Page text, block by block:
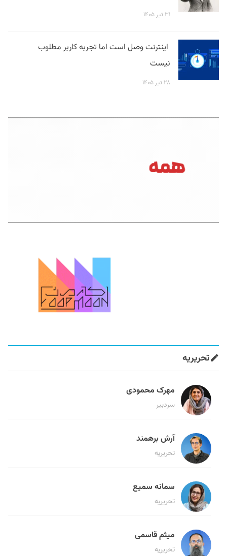
۳۱ تیر ۱۴۰۵
اینترنت وصل است اما تجربه کاربر مطلوب
نیست
۲۸ تیر ۱۴۰۵
تحریریه
مهرک محمودی
سردبیر
آرش برهمند
تحریریه
سمانه سمیع
تحریریه
میثم قاسمی
تحریریه